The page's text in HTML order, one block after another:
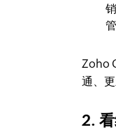
Zoho
通、
2.